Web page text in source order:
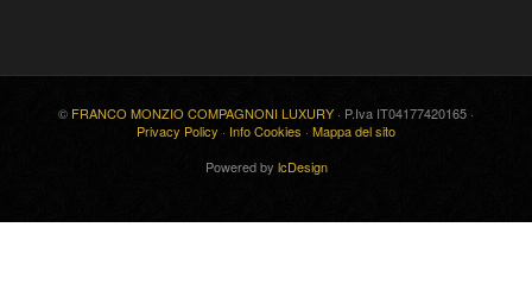
© FRANCO MONZIO COMPAGNONI LUXURY · P.Iva IT04177420165 ·
Privacy Policy · Info Cookies · Mappa del sito
Powered by lcDesign